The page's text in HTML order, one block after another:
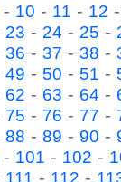
- 10 - 11 - 12
23 - 24 - 25 -
36 - 37 - 38 -
49 - 50 - 51 -
62 - 63 - 64 -
75 - 76 - 77 -
88 - 89 - 90 -
- 101 - 102 -
111 - 112 -